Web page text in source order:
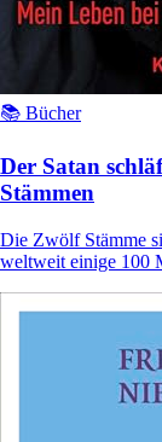
📚 Bücher
Der Satan
Stämmen
Die Zwölf Stämme
weltweit einige 100